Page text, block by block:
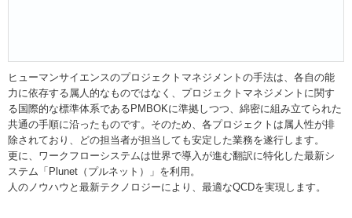
ヒューマンサイエンスのプロジェクトマネジメントの手法は、各自の能
力に依存する属人的なものではなく、プロジェクトマネジメントに関す
る国際的な標準体系であるPMBOKに準拠しつつ、綿密に組み立てられた
共通の手順に沿ったものです。そのため、各プロジェクトは属人性が排
除されており、どの担当者が担当しても安定した業務を遂行します。
更に、ワークフローシステムは世界で導入が進む翻訳に特化した最新シ
ステム「Plunet（プルネット）」を利用。
人のノウハウと最新テクノロジーにより、最適なQCDを実現します。